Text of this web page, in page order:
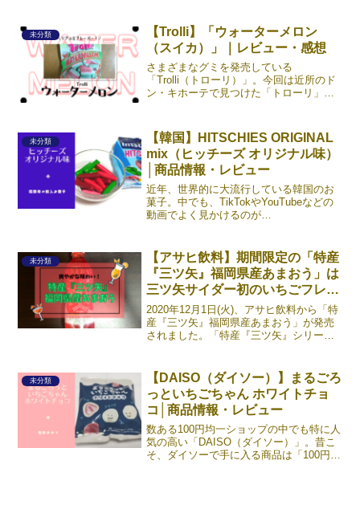
ました。本記事では、コンビニスイーツ
の「抹茶のミルクレープ《続きを読む》
未分類
【Trolli】「ウォーターメロン
（スイカ）」｜レビュー・感想
さまざまなグミを発売している
「Trolli（トローリ）」。今回は近所のド
ン・キホーテで見つけた「トローリ」が
購入可能なので、気になった人はぜひチ
ェックしてみてくださいね《続きを読
む》
未分類
【韓国】HITSCHIES ORIGINAL
mix（ヒッチーズ オリジナル味）
│商品情報・レビュー
近年、世界的に大流行している韓国のお
菓子。中でも、TikTokやYouTubeなどの
動画でよく見かけるのが
音のASMR動画では、実に良い役目を果
たしていますよね！《続きを読む》
未分類
【アサヒ飲料】期間限定の「特産
『三ツ矢』福岡県産あまおう」は
三ツ矢サイダー初のいちごフレー
バー
2020年12月1日(火)、アサヒ飲料から「特
産『三ツ矢』福岡県産あまおう」が発売
されました。「特産『三ツ矢』シリー
バー。口に含んだ瞬間、炭酸がシュワッ
と弾けます。《続きを読む》
未分類
【DAISO（ダイソー）】まるごろ
っといちごちゃん ホワイトチョ
コ│商品情報・レビュー
数ある100円均一ショップの中でも特に人
気の高い「DAISO（ダイソー）」。昔こ
そ、ダイソーで手に入る商品は「100円な